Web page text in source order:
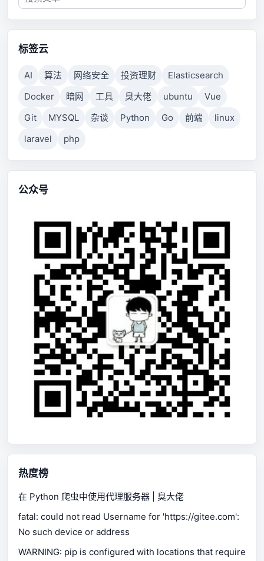
标签云
AI 算法 网络安全 投资理财
Elasticsearch
Docker
暗网 工具 臭大佬 ubuntu
Vue
Git
MYSQL 杂谈 Python Go 前端
linux
laravel
php
公众号
热度榜
在 Python 爬虫中使用代理服务器 | 臭大佬
fatal: could not read Username for 'https://gitee.com':
No such device or address
WARNING: pip is configured with locations that require